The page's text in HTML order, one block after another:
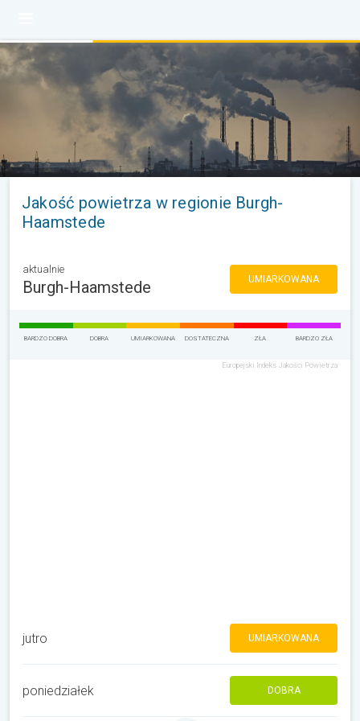
Jakość powietrza w regionie Burgh-
Haamstede
aktualnie
Burgh-Haamstede UMIARKOWANA
BARDZO DOBRA DOBRA UMIARKOWANA DOSTATECZNA ZŁA BARDZO ZŁA
Europejski Indeks Jakości Powietrza
jutro UMIARKOWANA
poniedziałek DOBRA